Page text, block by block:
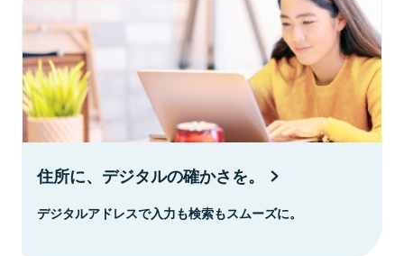
住所に、デジタルの確かさを。
デジタルアドレスで入力も検索もスムーズに。